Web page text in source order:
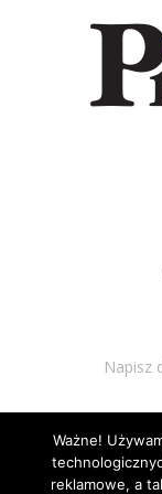
Napisz
Ważne!
reklamowe, a